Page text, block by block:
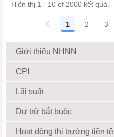
Hiển thị 1 - 10 of 2000 kết quả.
1 2 3
Giới thiệu NHNN
CPI
Lãi suất
Dự trữ bắt buộc
Hoạt động thị trường tiền tệ